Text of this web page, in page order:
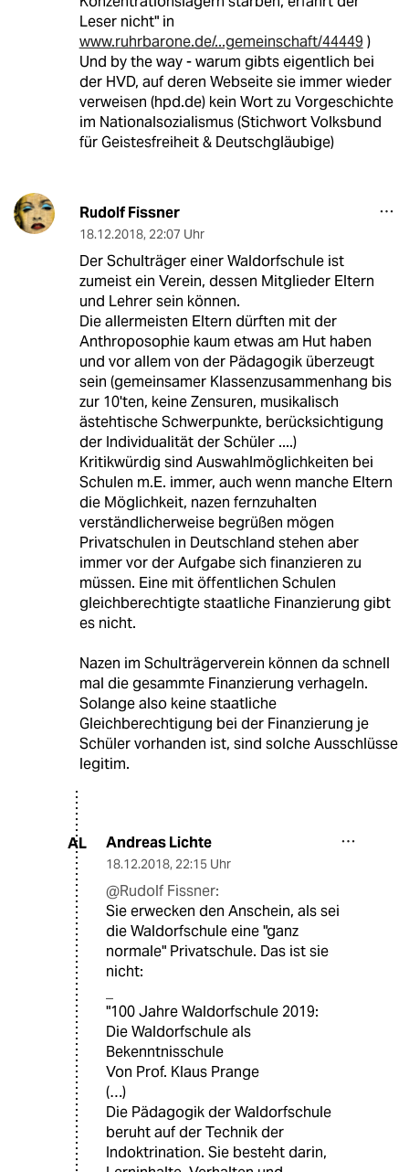
Leser nicht" in
www.ruhrbarone.de/...gemeinschaft/44449 )
Und by the way - warum gibts eigentlich bei
der HVD, auf deren Webseite sie immer wieder
verweisen (hpd.de) kein Wort zu Vorgeschichte
im Nationalsozialismus (Stichwort Volksbund
für Geistesfreiheit & Deutschgläubige)
Rudolf Fissner
18.12.2018, 22:07 Uhr
Der Schulträger einer Waldorfschule ist
zumeist ein Verein, dessen Mitglieder Eltern
und Lehrer sein können.
Die allermeisten Eltern dürften mit der
Anthroposophie kaum etwas am Hut haben
und vor allem von der Pädagogik überzeugt
sein (gemeinsamer Klassenzusammenhang bis
zur 10'ten, keine Zensuren, musikalisch
ästehtische Schwerpunkte, berücksichtigung
der Individualität der Schüler ....)
Kritikwürdig sind Auswahlmöglichkeiten bei
Schulen m.E. immer, auch wenn manche Eltern
die Möglichkeit, nazen fernzuhalten
verständlicherweise begrüßen mögen
Privatschulen in Deutschland stehen aber
immer vor der Aufgabe sich finanzieren zu
müssen. Eine mit öffentlichen Schulen
gleichberechtigte staatliche Finanzierung gibt
es nicht.
Nazen im Schulträgerverein können da schnell
mal die gesammte Finanzierung verhageln.
Solange also keine staatliche
Gleichberechtigung bei der Finanzierung je
Schüler vorhanden ist, sind solche Ausschlüsse
legitim.
AL Andreas Lichte
18.12.2018, 22:15 Uhr
@Rudolf Fissner:
Sie erwecken den Anschein, als sei
die Waldorfschule eine "ganz
normale" Privatschule. Das ist sie
nicht:
"100 Jahre Waldorfschule 2019:
Die Waldorfschule als
Bekenntnisschule
Von Prof. Klaus Prange
(…)
Die Pädagogik der Waldorfschule
beruht auf der Technik der
Indoktrination. Sie besteht darin,